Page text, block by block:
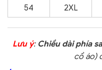
54
2XL
Lưu ý: Chiều dài phía
cổ áo)